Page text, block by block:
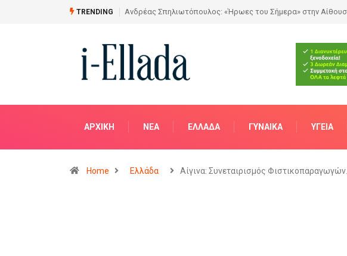
TRENDING Από το Σχέδιο στην Πραγματικότητα
ΑΡΧΙΚΗ NΈΑ ΕΛΛΆΔΑ ΓΥΝΑΊΚΑ ΥΓΕΊΑ
Home Ελλάδα Αίγινα: Συνεταιρισμός Φιστικοπαραγωγών…